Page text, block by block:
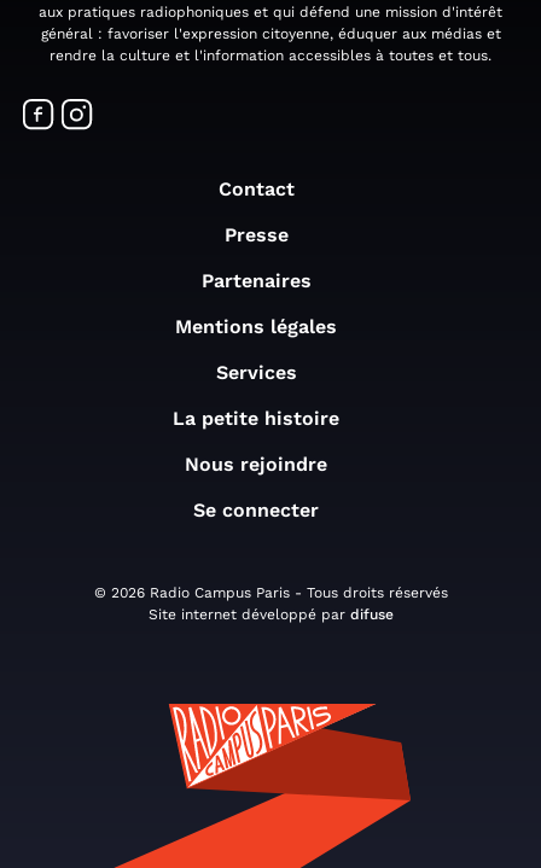
aux pratiques radiophoniques et qui défend une mission d'intérêt
général : favoriser l'expression citoyenne, éduquer aux médias et
rendre la culture et l'information accessibles à toutes et tous.
Contact
Presse
Partenaires
Mentions légales
Services
La petite histoire
Nous rejoindre
Se connecter
© 2026 Radio Campus Paris - Tous droits réservés
Site internet développé par difuse